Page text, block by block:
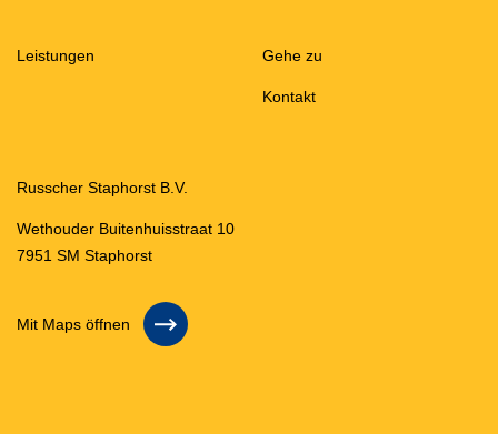
Leistungen Gehe zu
Kontakt
Russcher Staphorst B.V.
Wethouder Buitenhuisstraat 10
7951 SM Staphorst
Mit Maps öffnen